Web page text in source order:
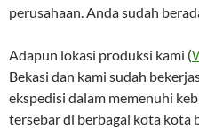
perusahaan. Anda sudah
Adapun lokasi produksi kami (
Bekasi dan kami sudah
ekspedisi dalam memenuhi
tersebar di berbagai kota kota